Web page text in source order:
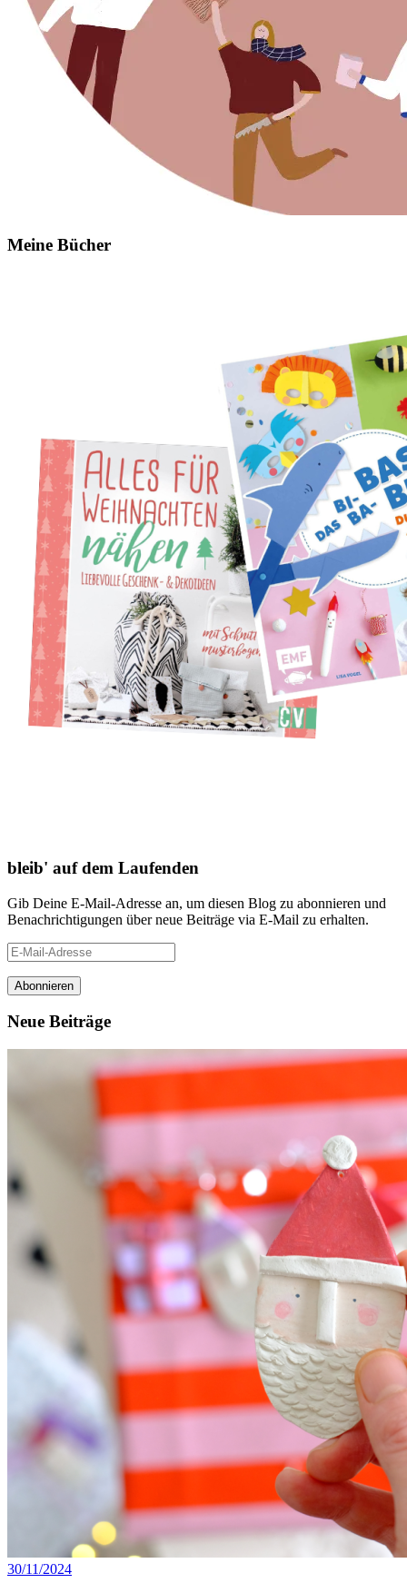
Meine Bücher
bleib' auf dem Laufenden
Gib Deine E-Mail-Adresse an, um diesen Blog zu abonnieren und
Benachrichtigungen über neue Beiträge via E-Mail zu erhalten.
E-
Mail-
Adresse
Neue Beiträge
30/11/2024